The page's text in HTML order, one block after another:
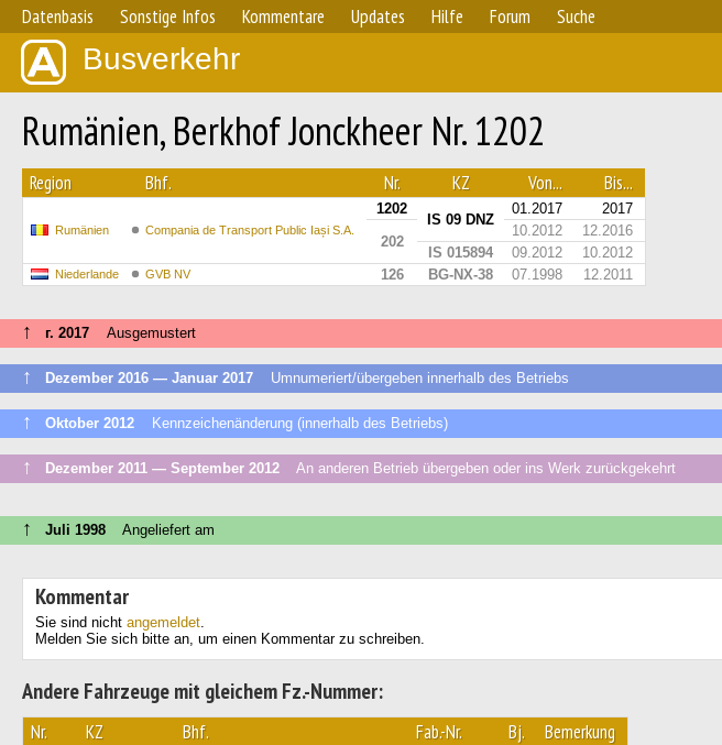
Datenbasis Sonstige Infos Kommentare Updates Hilfe Forum Suche
Busverkehr
Rumänien, Berkhof Jonckheer Nr. 1202
Region Bhf. Nr. KZ Von... Bis...
Rumänien Compania de Transport Public Iași S.A.
1202
IS 09 DNZ
01.2017
2017
202
10.2012
12.2016
IS 015894
09.2012 10.2012
Niederlande GVB NV 126 BG-NX-38 07.1998 12.2011
↑ г. 2017 Ausgemustert
↑ Dezember 2016 — Januar 2017 Umnumeriert/übergeben innerhalb des Betriebs
↑ Oktober 2012 Kennzeichenänderung (innerhalb des Betriebs)
↑ Dezember 2011 — September 2012 An anderen Betrieb übergeben oder ins Werk zurückgekehrt
↑ Juli 1998 Angeliefert am
Kommentar
Sie sind nicht angemeldet.
Melden Sie sich bitte an, um einen Kommentar zu schreiben.
Andere Fahrzeuge mit gleichem Fz.-Nummer:
Nr. KZ Bhf. Fab.-Nr. Bj. Bemerkung